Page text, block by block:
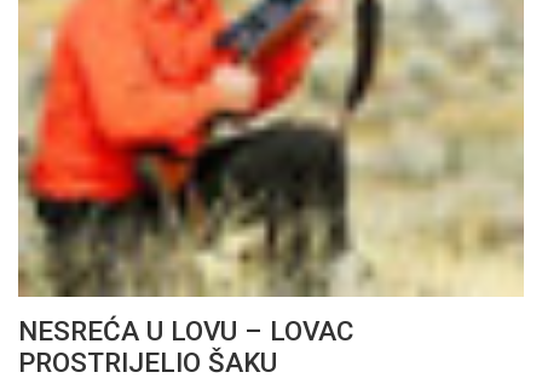
NESREĆA U LOVU – LOVAC
PROSTRIJELIO ŠAKU